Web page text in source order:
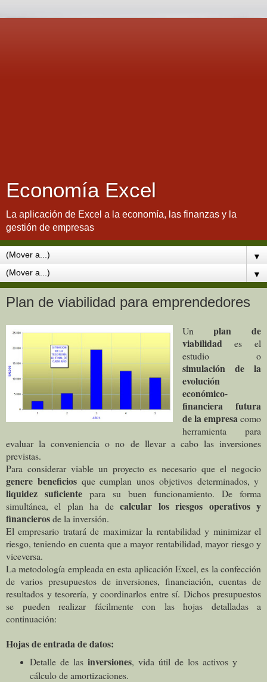
Economía Excel
La aplicación de Excel a la economía, las finanzas y la
gestión de empresas
▼
▼
Plan de viabilidad para emprendedores
Unplan de
viabilidad es el
estudio o
simulación de la
evolución
económico-
financiera futura
de la empresacomo
herramienta para
evaluar la conveniencia o no de llevar a cabo las inversiones
previstas.
Para considerar viable un proyecto es necesario que el negocio
genere beneficiosque cumplan unos objetivos determinados, y
liquidez suficiente para su buen funcionamiento. De forma
simultánea, el plan ha decalcular los riesgos operativos y
financierosde la inversión.
El empresario tratará de maximizar la rentabilidad y minimizar el
riesgo, teniendo en cuenta que a mayor rentabilidad, mayor riesgo y
viceversa.
La metodología empleada en esta aplicación Excel, es la confección
de varios presupuestos de inversiones, financiación, cuentas de
resultados y tesorería, y coordinarlos entre sí. Dichos presupuestos
se pueden realizar fácilmente con las hojas detalladas a
continuación:
Hojas de entrada de datos:
Detalle de lasinversiones, vida útil de los activos y
cálculo de amortizaciones.